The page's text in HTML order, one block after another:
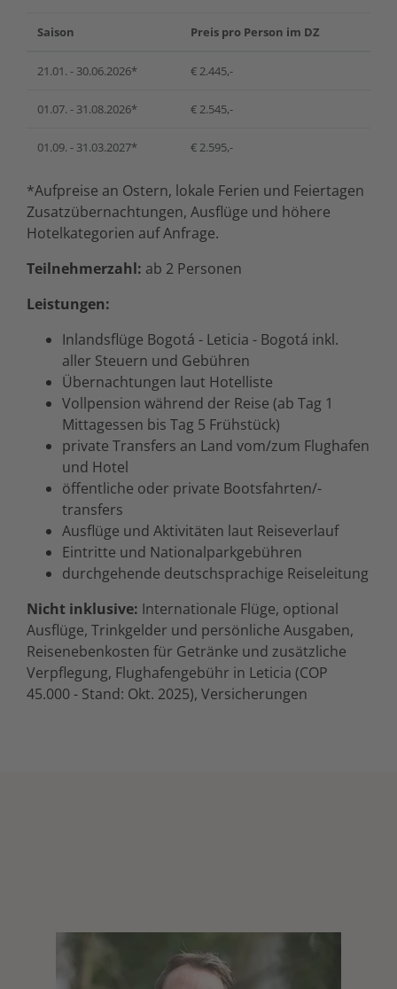
Saison Preis pro Person im DZ
21.01. - 30.06.2026* € 2.445,-
01.07. - 31.08.2026* € 2.545,-
01.09. - 31.03.2027* € 2.595,-
*Aufpreise an Ostern, lokale Ferien und Feiertagen
Zusatzübernachtungen, Ausflüge und höhere
Hotelkategorien auf Anfrage.
Teilnehmerzahl: ab 2 Personen
Leistungen:
Inlandsflüge Bogotá - Leticia - Bogotá inkl.
aller Steuern und Gebühren
Übernachtungen laut Hotelliste
Vollpension während der Reise (ab Tag 1
Mittagessen bis Tag 5 Frühstück)
private Transfers an Land vom/zum Flughafen
und Hotel
öffentliche oder private Bootsfahrten/-
transfers
Ausflüge und Aktivitäten laut Reiseverlauf
Eintritte und Nationalparkgebühren
durchgehende deutschsprachige Reiseleitung
Nicht inklusive: Internationale Flüge, optional
Ausflüge, Trinkgelder und persönliche Ausgaben,
Reisenebenkosten für Getränke und zusätzliche
Verpflegung, Flughafengebühr in Leticia (COP
45.000 - Stand: Okt. 2025), Versicherungen